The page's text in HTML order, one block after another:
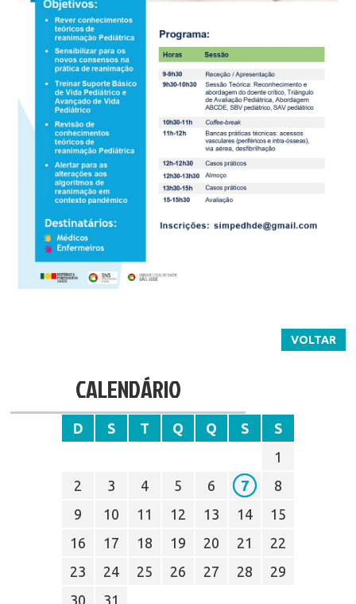
VOLTAR
CALENDÁRIO
D S T Q Q S
S
1
2
3 4 5 6 7
8
9
10 11 12 13 14
15
16
17 18 19 20 21
22
23
24 25 26 27 28
29
30
31